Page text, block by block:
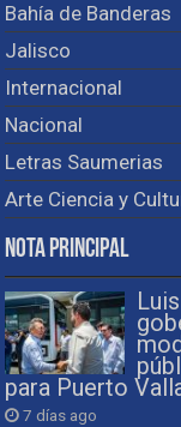
Bahía de Banderas
Jalisco
Internacional
Nacional
Letras Saumerias
Arte Ciencia y
Nota Principal
para Puerto
7 días ago